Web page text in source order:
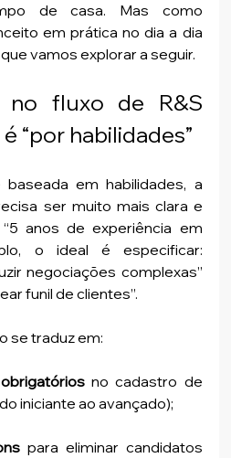
de casa. Mas como
em prática no dia a dia
vamos explorar a seguir.
fluxo de R&S
“por habilidades”
em habilidades, a
ser muito mais clara e
anos de experiência em
o ideal é especificar:
negociações complexas”
funil de clientes”.
se traduz em:
no cadastro de
iniciante ao avançado);
para eliminar candidatos